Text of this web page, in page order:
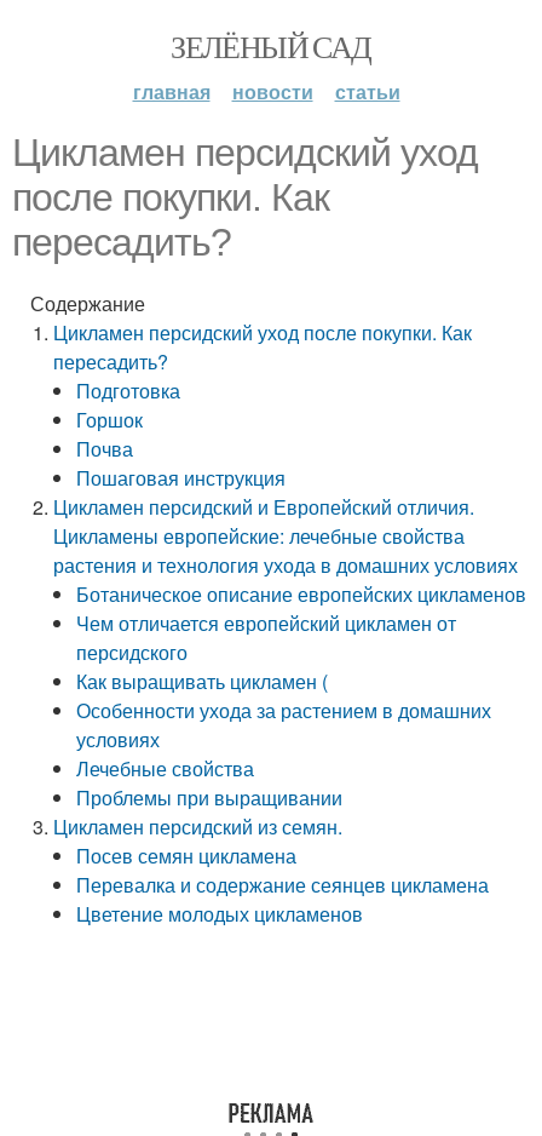
ЗЕЛЁНЫЙ САД
главная новости статьи
Цикламен персидский уход
после покупки. Как
пересадить?
Содержание
Цикламен персидский уход после покупки. Как
пересадить?
Подготовка
Горшок
Почва
Пошаговая инструкция
Цикламен персидский и Европейский отличия.
Цикламены европейские: лечебные свойства
растения и технология ухода в домашних условиях
Ботаническое описание европейских цикламенов
Чем отличается европейский цикламен от
персидского
Как выращивать цикламен (
Особенности ухода за растением в домашних
условиях
Лечебные свойства
Проблемы при выращивании
Цикламен персидский из семян.
Посев семян цикламена
Перевалка и содержание сеянцев цикламена
Цветение молодых цикламенов